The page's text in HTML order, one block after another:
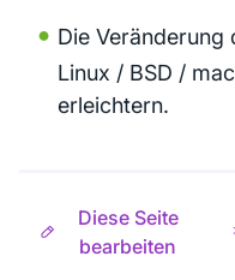
Die
Linux / BSD /
erleichtern.
Diese Seite
bearbeiten